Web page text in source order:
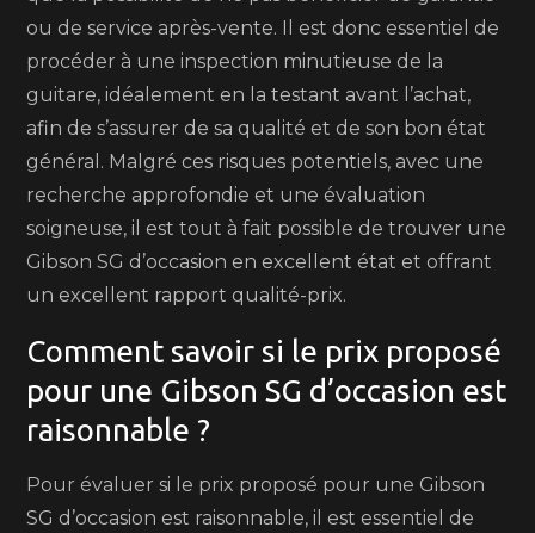
ou de service après-vente. Il est donc essentiel de
procéder à une inspection minutieuse de la
guitare, idéalement en la testant avant l’achat,
afin de s’assurer de sa qualité et de son bon état
général. Malgré ces risques potentiels, avec une
recherche approfondie et une évaluation
soigneuse, il est tout à fait possible de trouver une
Gibson SG d’occasion en excellent état et offrant
un excellent rapport qualité-prix.
Comment savoir si le prix proposé
pour une Gibson SG d’occasion est
raisonnable ?
Pour évaluer si le prix proposé pour une Gibson
SG d’occasion est raisonnable, il est essentiel de